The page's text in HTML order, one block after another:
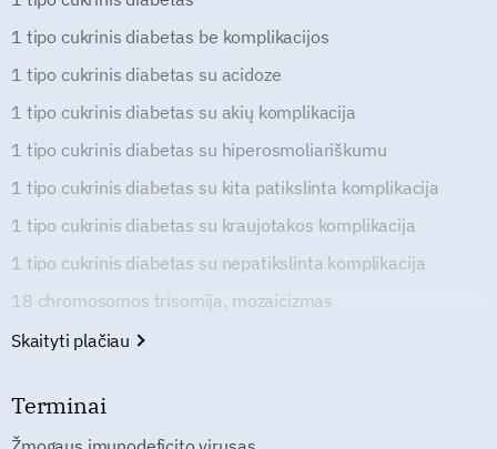
1 tipo cukrinis diabetas be komplikacijos
1 tipo cukrinis diabetas su acidoze
1 tipo cukrinis diabetas su akių komplikacija
1 tipo cukrinis diabetas su hiperosmoliariškumu
1 tipo cukrinis diabetas su kita patikslinta komplikacija
1 tipo cukrinis diabetas su kraujotakos komplikacija
1 tipo cukrinis diabetas su nepatikslinta komplikacija
18 chromosomos trisomija, mozaicizmas
Skaityti plačiau
Terminai